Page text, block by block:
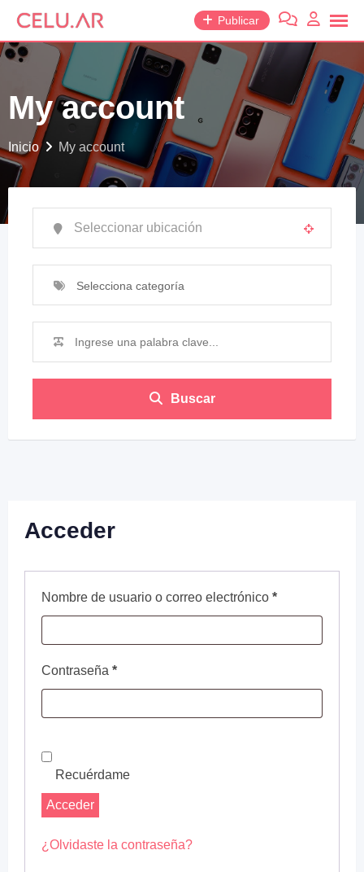
Publicar
My account
Inicio My account
Selecciona categoría
Buscar
Acceder
Nombre de usuario o correo electrónico *
Contraseña *
Recuérdame
Acceder
¿Olvidaste la contraseña?